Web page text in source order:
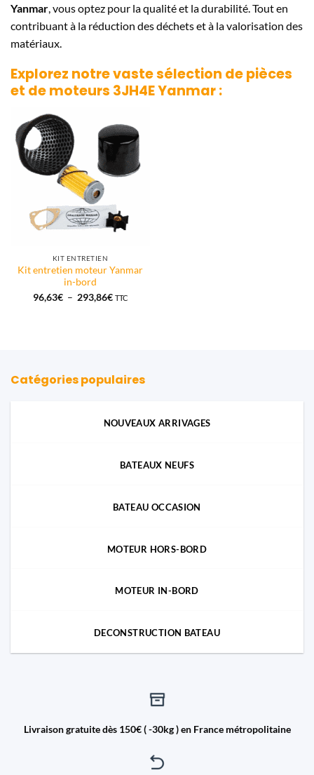
Yanmar , vous optez pour la qualité et la durabilité. Tout en
contribuant à la réduction des déchets et à la valorisation des
matériaux.
Explorez notre vaste sélection de pièces
et de moteurs 3JH4E Yanmar:
KIT ENTRETIEN
Kit entretien moteur Yanmar
in-bord
96,63€ – 293,86€Plage
TTC
Catégories populaires
NOUVEAUX ARRIVAGES
BATEAUX NEUFS
BATEAU OCCASION
MOTEUR HORS-BORD
MOTEUR IN-BORD
DECONSTRUCTION BATEAU
Livraison gratuite dès 150€ ( -30kg ) en France métropolitaine